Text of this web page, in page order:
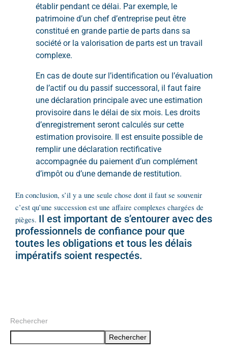
établir pendant ce délai. Par exemple, le
patrimoine d’un chef d’entreprise peut être
constitué en grande partie de parts dans sa
société or la valorisation de parts est un travail
complexe.
En cas de doute sur l’identification ou l’évaluation
de l’actif ou du passif successoral, il faut faire
une déclaration principale avec une estimation
provisoire dans le délai de six mois. Les droits
d’enregistrement seront calculés sur cette
estimation provisoire. Il est ensuite possible de
remplir une déclaration rectificative
accompagnée du paiement d’un complément
d’impôt ou d’une demande de restitution.
En conclusion, s’il y a une seule chose dont il faut se souvenir
c’est qu’une succession est une affaire complexes chargées de
pièges. Il est important de s’entourer avec des
professionnels de confiance pour que
toutes les obligations et tous les délais
impératifs soient respectés.
Rechercher
Rechercher